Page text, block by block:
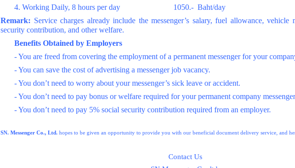
4. Working Daily, 8 hours per day 1050.- Baht/day
Remark: Service charges already include the messenger’s salary, fuel allowance, vehicle
security contribution, and other welfare.
Benefits Obtained by Employers
- You are freed from covering the employment of a permanent messenger for your
- You can save the cost of advertising a messenger job vacancy.
- You don’t need to worry about your messenger’s sick leave or accident.
- You don’t need to pay bonus or welfare required for your permanent company
- You don’t need to pay 5% social security contribution required from an employer.
SN. Messenger Co., Ltd. hopes to be given an opportunity to provide you with our beneficial document delivery service, and
Contact Us